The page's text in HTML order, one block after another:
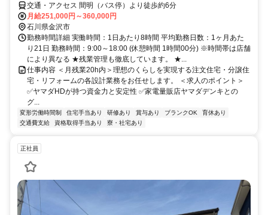
交通・アクセス 間明（バス停）より徒歩約6分
月給251,000円～360,000円
石川県金沢市
勤務時間詳細 実働時間：1日あたり8時間 平均勤務日数：1ヶ月あた
り21日 勤務時間：9:00～18:00 (休憩時間 1時間00分) ※時間帯は店舗
により異なる ★残業管理も徹底しています。 ★...
仕事内容 ＜月残業20h内＞理想のくらしを実現する注文住宅・分譲住
宅・リフォームの各設計業務をお任せします。 ＜求人のポイント＞
✅ヤマダHDが持つ資金力と安定性 ✅家電量販店ヤマダデンキとの
グ...
変形労働時間制 住宅手当あり 研修あり 賞与あり ブランクOK
育休あり
交通費支給
資格取得手当あり 寮・社宅あり
正社員